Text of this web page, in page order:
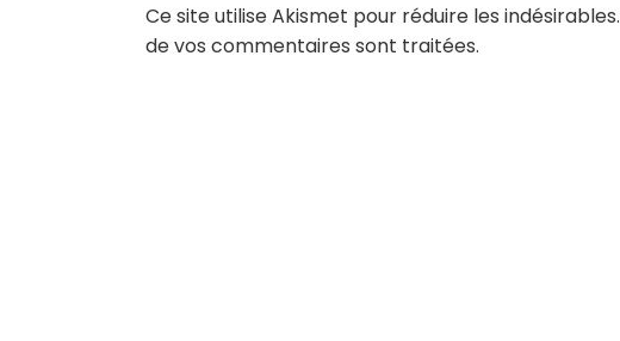
Ce site utilise Akismet pour réduire les indésirables.
de vos commentaires sont traitées.